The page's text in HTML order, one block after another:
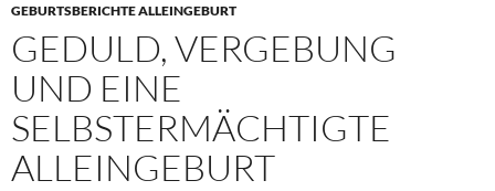
GEBURTSBERICHTE ALLEINGEBURT
GEDULD, VERGEBUNG
UND EINE
SELBSTERMÄCHTIGTE
ALLEINGEBURT